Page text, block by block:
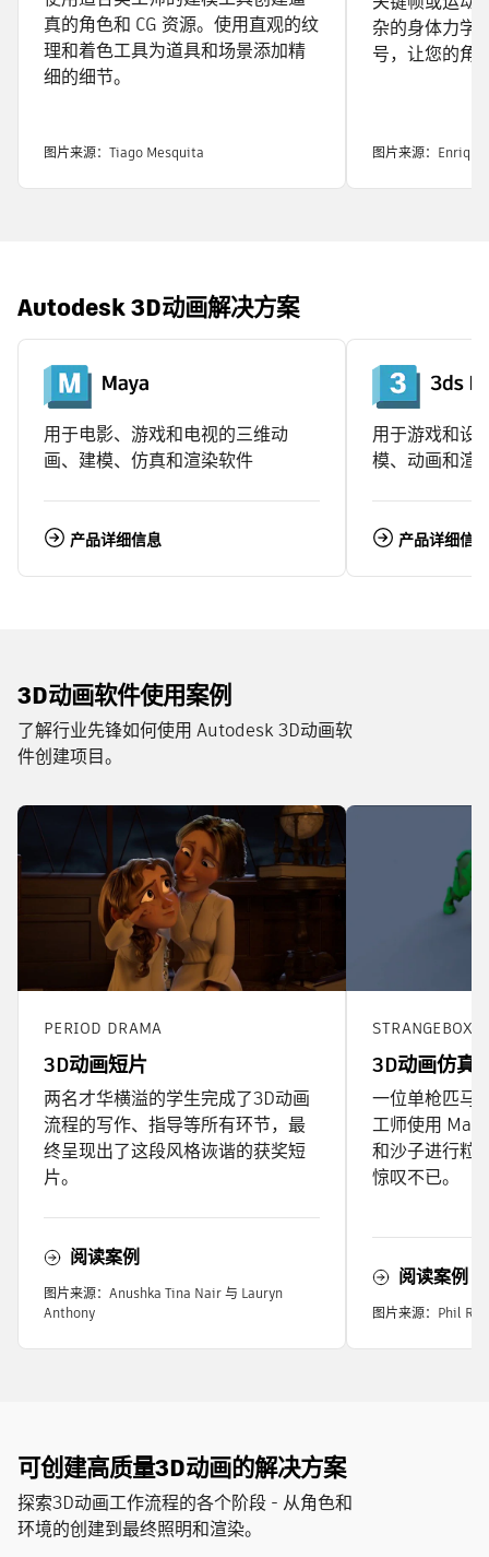
真的角色和 CG 资源。使用直观的纹
理和着色工具为道具和场景添加精
细的细节。
图片来源：Tiago Mesquita
杂的身体力学
号，让您的角
图片来源：
Autodesk 3D动画解决方案
用于电影、游戏和电视的三维动
画、建模、仿真和渲染软件
产品详细信息
用于游戏和设
模、动画和渲
产品详细信息
3D动画软件使用案例
了解行业先锋如何使用 Autodesk 3D动画软
件创建项目。
PERIOD DRAMA
3D动画短片
两名才华横溢的学生完成了3D动画
流程的写作、指导等所有环节，最
终呈现出了这段风格诙谐的获奖短
片。
阅读案例
图片来源：Anushka Tina Nair 与 Lauryn
Anthony
STRANGEBOX
3D动画仿真
一位单枪匹马
工师使用
和沙子进行粒
惊叹不已。
阅读案例
图片来源：Phil
可创建高质量3D动画的解决方案
探索3D动画工作流程的各个阶段 - 从角色和
环境的创建到最终照明和渲染。